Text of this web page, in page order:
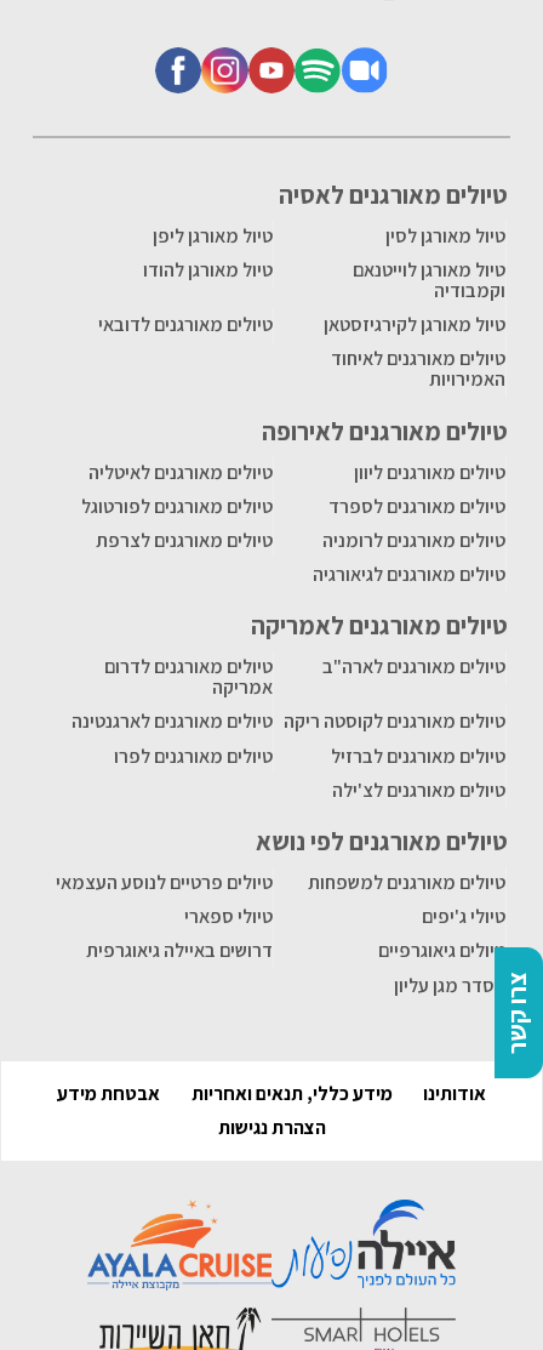
צרו קשר
טיולים מאורגנים לאסיה
טיול מאורגן לסין
טיול מאורגן ליפן
טיול מאורגן לוייטנאם
וקמבודיה
טיול מאורגן להודו
טיול מאורגן לקירגיזסטאן
טיולים מאורגנים לדובאי
טיולים מאורגנים לאיחוד
האמירויות
טיולים מאורגנים לאירופה
טיולים מאורגנים ליוון
טיולים מאורגנים לאיטליה
טיולים מאורגנים לספרד
טיולים מאורגנים לפורטוגל
טיולים מאורגנים לרומניה
טיולים מאורגנים לצרפת
טיולים מאורגנים לגיאורגיה
טיולים מאורגנים לאמריקה
טיולים מאורגנים לארה"ב
טיולים מאורגנים לדרום
אמריקה
טיולים מאורגנים לקוסטה ריקה טיולים מאורגנים לארגנטינה
טיולים מאורגנים לברזיל
טיולים מאורגנים לפרו
טיולים מאורגנים לצ'ילה
טיולים מאורגנים לפי נושא
טיולים מאורגנים למשפחות
טיולים פרטיים לנוסע העצמאי
טיולי ג'יפים
טיולי ספארי
טיולים גיאוגרפיים
דרושים באיילה גיאוגרפית
הסדר מגן עליון
אודותינו מידע כללי, תנאים ואחריות
אבטחת מידע
הצהרת נגישות